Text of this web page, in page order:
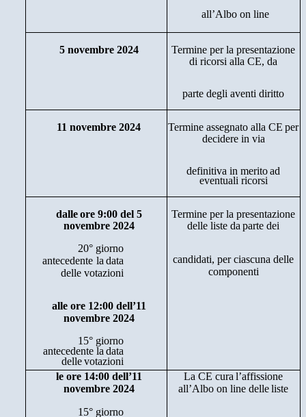
all’Albo on line
5 novembre 2024 Termine per la presentazione
di ricorsi alla CE, da
parte degli aventi diritto
11 novembre 2024 Termine assegnato alla CE per
decidere in via
definitiva in merito ad
eventuali ricorsi
dalle ore 9:00 del 5
novembre 2024
Termine per la presentazione
delle liste da parte dei
20° giorno
antecedente la data
delle votazioni
candidati, per ciascuna delle
componenti
alle ore 12:00 dell’11
novembre 2024
15° giorno
antecedente la data
delle votazioni
le ore 14:00 dell’11
novembre 2024
La CE cura l’affissione
all’Albo on line delle liste
15° giorno